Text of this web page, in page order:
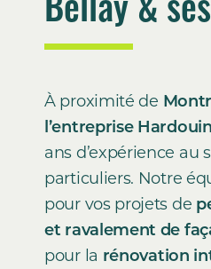
À proximité de
l’entreprise Hardouin
ans d’expérience au
particuliers. Notre
pour vos projets de
et ravalement de
pour la rénovation